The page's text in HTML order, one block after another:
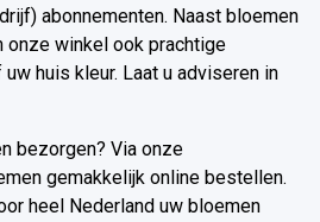
abonnementen. Naast bloemen
onze winkel ook prachtige
huis kleur. Laat u adviseren in
bezorgen? Via onze
gemakkelijk online bestellen.
heel Nederland uw bloemen